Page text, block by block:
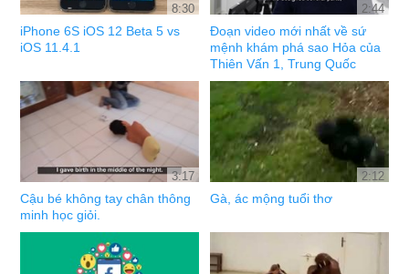
8:30
iPhone 6S iOS 12 Beta 5 vs
iOS 11.4.1
2:44
Đoạn video mới nhất về sứ
mệnh khám phá sao Hỏa của
Thiên Vấn 1, Trung Quốc
3:17
Cậu bé không tay chân thông
minh học giỏi.
2:12
Gà, ác mộng tuổi thơ